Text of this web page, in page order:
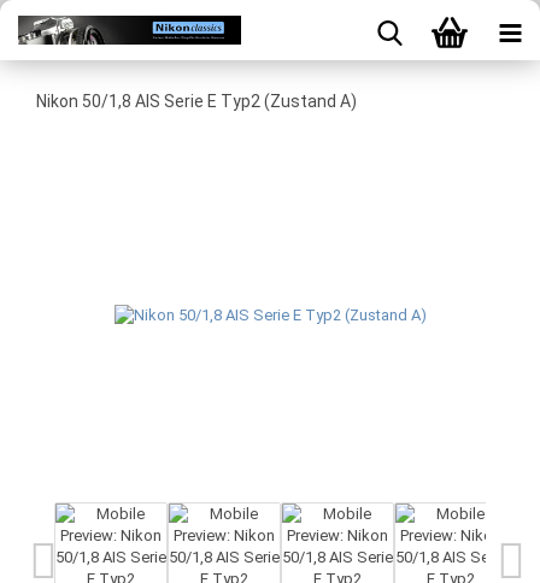
Nikon 50/1,8 AIS Serie E Typ2 (Zustand A)